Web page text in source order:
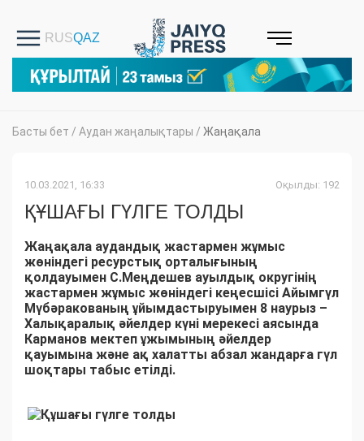
Басты бет / Аудан жаңалықтары / Жаңақала
10.03.2021, 16:33 Оқылды: 192
ҚҰШАҒЫ ГҮЛГЕ ТОЛДЫ
Жаңақала аудандық жастармен жұмыс
жөніндегі ресурстық орталығының
қолдауымен С.Меңдешев ауылдық округінің
жастармен жұмыс жөніндегі кеңесшісі Айымгүл
Мүбәракованың ұйымдастыруымен 8 наурыз –
Халықаралық әйелдер күні мерекесі аясында
Карманов мектеп ұжымының әйелдер
қауымына және ақ халатты абзал жандарға гүл
шоқтары табыс етілді.